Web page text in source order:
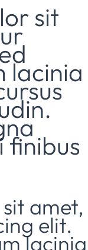
sit
lacinia
finibus
amet,
elit.
lacinia